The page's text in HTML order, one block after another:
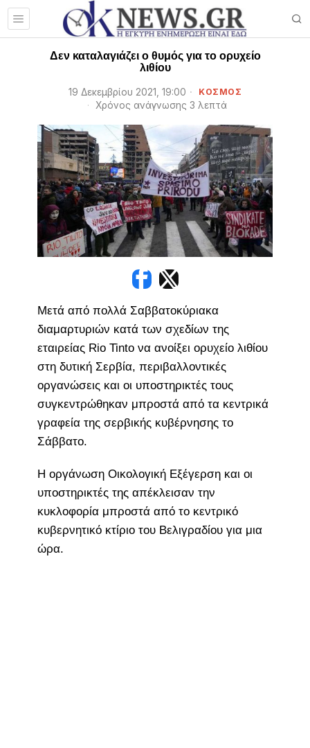
Δεν καταλαγιάζει ο θυμός για το ορυχείο
λιθίου
19 Δεκεμβρίου 2021, 19:00 ΚΟΣΜΟΣ
Χρόνος ανάγνωσης 3 λεπτά
Μετά από πολλά Σαββατοκύριακα
διαμαρτυριών κατά των σχεδίων της
εταιρείας Rio Tinto να ανοίξει ορυχείο λιθίου
στη δυτική Σερβία, περιβαλλοντικές
οργανώσεις και οι υποστηρικτές τους
συγκεντρώθηκαν μπροστά από τα κεντρικά
γραφεία της σερβικής κυβέρνησης το
Σάββατο.
Η οργάνωση Οικολογική Εξέγερση και οι
υποστηρικτές της απέκλεισαν την
κυκλοφορία μπροστά από το κεντρικό
κυβερνητικό κτίριο του Βελιγραδίου για μια
ώρα.